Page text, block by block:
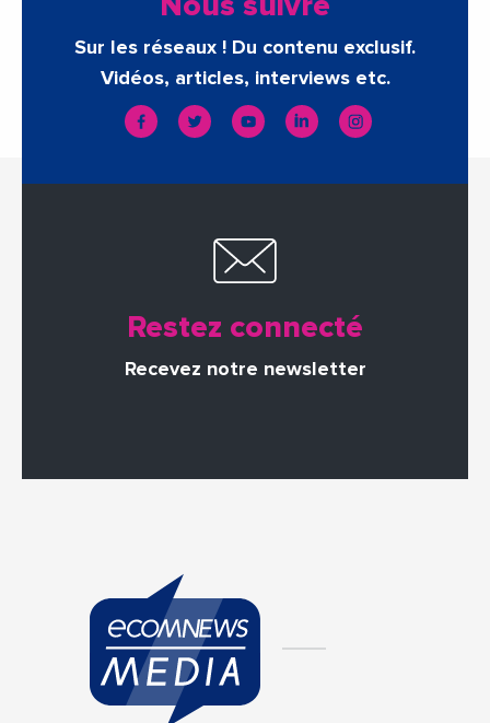
Nous suivre
Sur les réseaux ! Du contenu exclusif.
Vidéos, articles, interviews etc.
Restez connecté
Recevez notre newsletter